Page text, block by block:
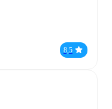
8,5